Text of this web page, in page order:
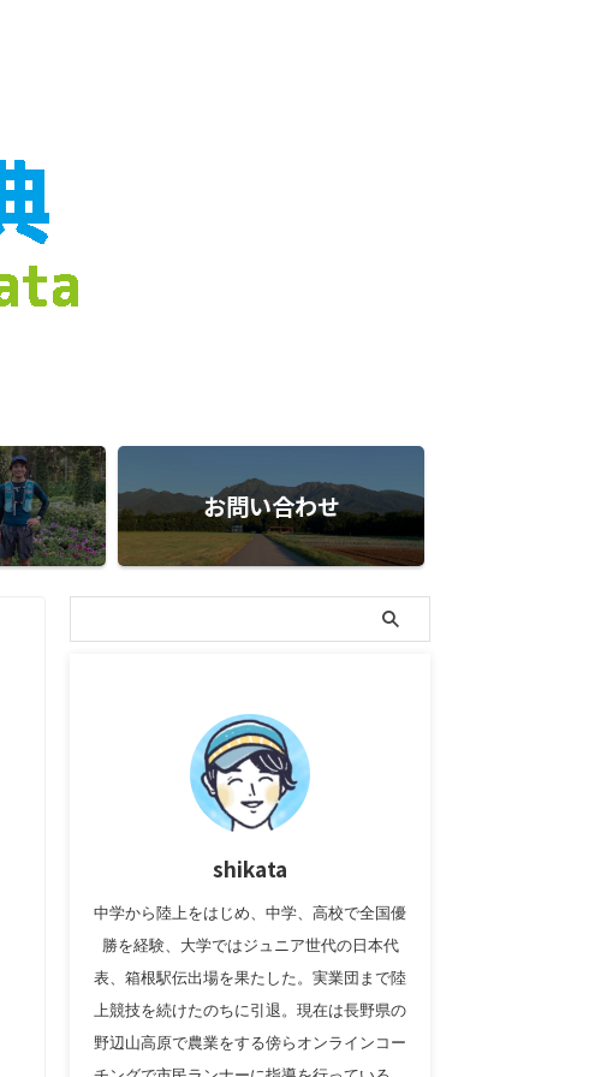
お問い合わせ
shikata
中学から陸上をはじめ、中学、高校で全国優
勝を経験、大学ではジュニア世代の日本代
表、箱根駅伝出場を果たした。実業団まで陸
上競技を続けたのちに引退。現在は長野県の
野辺山高原で農業をする傍らオンラインコー